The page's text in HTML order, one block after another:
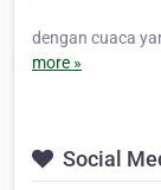
dengan cuaca
more »
Social